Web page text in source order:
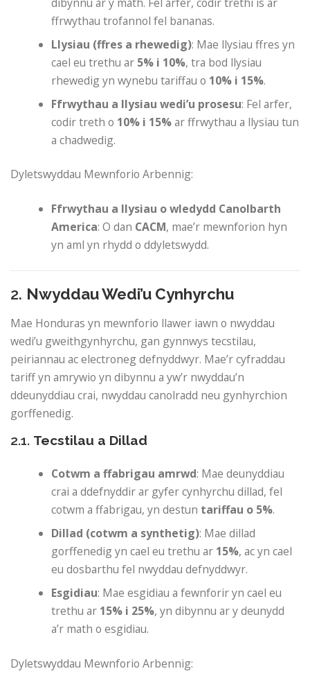
ffrwythau trofannol fel bananas.
Llysiau (ffres a rhewedig): Mae llysiau ffres yn
cael eu trethu ar 5% i 10%, tra bod llysiau
rhewedig yn wynebu tariffau o 10% i 15%.
Ffrwythau a llysiau wedi’u prosesu: Fel arfer,
codir treth o 10% i 15%ar ffrwythau a llysiau tun
a chadwedig.
Dyletswyddau Mewnforio Arbennig:
Ffrwythau a llysiau o wledydd Canolbarth
America: O dan CACM, mae’r mewnforion hyn
yn aml yn rhydd o ddyletswydd.
2. Nwyddau Wedi’u Cynhyrchu
Mae Honduras yn mewnforio llawer iawn o nwyddau
wedi’u gweithgynhyrchu, gan gynnwys tecstilau,
peiriannau ac electroneg defnyddwyr. Mae’r cyfraddau
tariff yn amrywio yn dibynnu a yw’r nwyddau’n
ddeunyddiau crai, nwyddau canolradd neu gynhyrchion
gorffenedig.
2.1. Tecstilau a Dillad
Cotwm a ffabrigau amrwd: Mae deunyddiau
crai a ddefnyddir ar gyfer cynhyrchu dillad, fel
cotwm a ffabrigau, yn destun tariffau o 5%.
Dillad (cotwm a synthetig): Mae dillad
gorffenedig yn cael eu trethu ar 15%, ac yn cael
eu dosbarthu fel nwyddau defnyddwyr.
Esgidiau: Mae esgidiau a fewnforir yn cael eu
trethu ar 15% i 25%, yn dibynnu ar y deunydd
a’r math o esgidiau.
Dyletswyddau Mewnforio Arbennig: